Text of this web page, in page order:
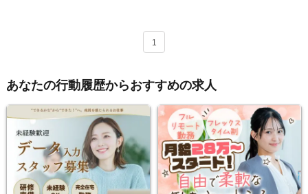
1
あなたの行動履歴からおすすめの求人